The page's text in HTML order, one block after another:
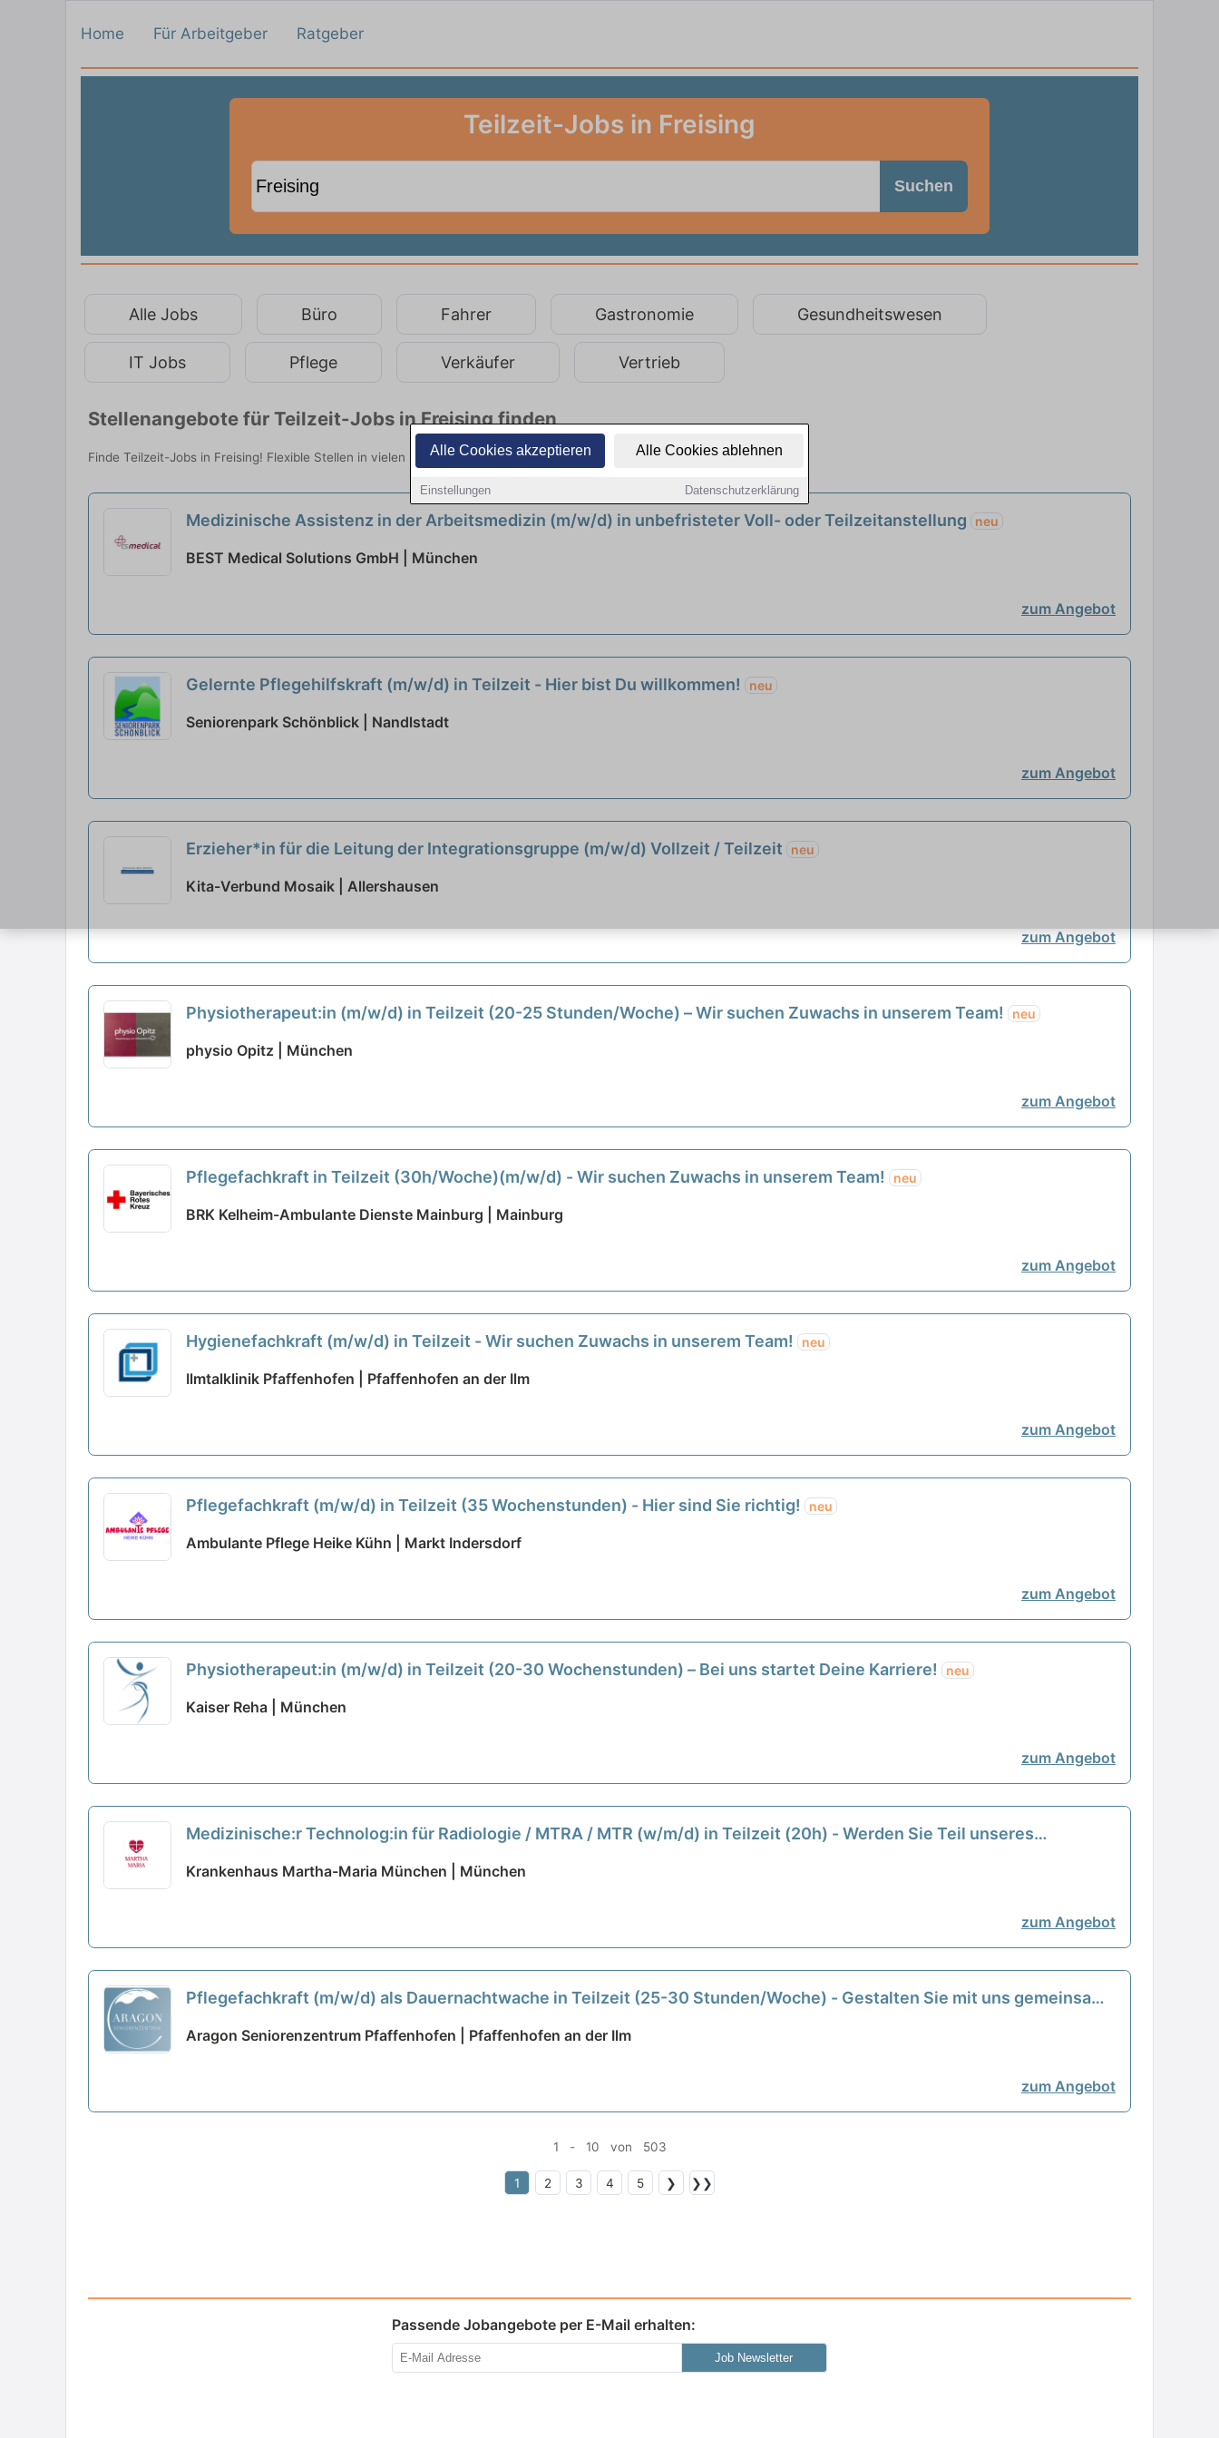
Alle Cookies akzeptieren Alle Cookies ablehnen
Einstellungen Datenschutzerklärung
Home Für Arbeitgeber Ratgeber
Teilzeit-Jobs in Freising
Suchen
Alle Jobs Büro Fahrer Gastronomie Gesundheitswesen
IT Jobs Pflege Verkäufer Vertrieb
Stellenangebote für Teilzeit-Jobs in Freising finden
Finde Teilzeit-Jobs in Freising! Flexible Stellen in vielen Branchen. Jetzt bewerben!
Medizinische Assistenz in der Arbeitsmedizin (m/w/d) in unbefristeter Voll- oder Teilzeitanstellung neu
BEST Medical Solutions GmbH | München
zum Angebot
Gelernte Pflegehilfskraft (m/w/d) in Teilzeit - Hier bist Du willkommen! neu
Seniorenpark Schönblick | Nandlstadt
zum Angebot
Erzieher*in für die Leitung der Integrationsgruppe (m/w/d) Vollzeit / Teilzeit neu
Kita-Verbund Mosaik | Allershausen
zum Angebot
Physiotherapeut:in (m/w/d) in Teilzeit (20-25 Stunden/Woche) – Wir suchen Zuwachs in unserem Team! neu
physio Opitz | München
zum Angebot
Pflegefachkraft in Teilzeit (30h/Woche)(m/w/d) - Wir suchen Zuwachs in unserem Team! neu
BRK Kelheim-Ambulante Dienste Mainburg | Mainburg
zum Angebot
Hygienefachkraft (m/w/d) in Teilzeit - Wir suchen Zuwachs in unserem Team! neu
Ilmtalklinik Pfaffenhofen | Pfaffenhofen an der Ilm
zum Angebot
Pflegefachkraft (m/w/d) in Teilzeit (35 Wochenstunden) - Hier sind Sie richtig! neu
Ambulante Pflege Heike Kühn | Markt Indersdorf
zum Angebot
Physiotherapeut:in (m/w/d) in Teilzeit (20-30 Wochenstunden) – Bei uns startet Deine Karriere! neu
Kaiser Reha | München
zum Angebot
Medizinische:r Technolog:in für Radiologie / MTRA / MTR (w/m/d) in Teilzeit (20h) - Werden Sie Teil unseres
Krankenhaus Martha-Maria München | München
zum Angebot
Pflegefachkraft (m/w/d) als Dauernachtwache in Teilzeit (25-30 Stunden/Woche) - Gestalten Sie mit uns gemeinsam
Aragon Seniorenzentrum Pfaffenhofen | Pfaffenhofen an der Ilm
zum Angebot
1 - 10 von 503
1 2 3 4 5 ❯ ❯❯
Passende Jobangebote per E-Mail erhalten:
Job Newsletter